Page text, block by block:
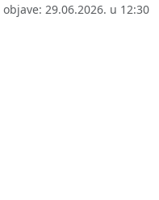
29.06.2026. u 12:30